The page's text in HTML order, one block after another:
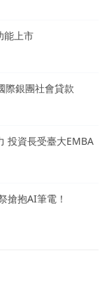
能上市
際銀團社會貸款
投資長受臺大EMBA
搶抱AI筆電！